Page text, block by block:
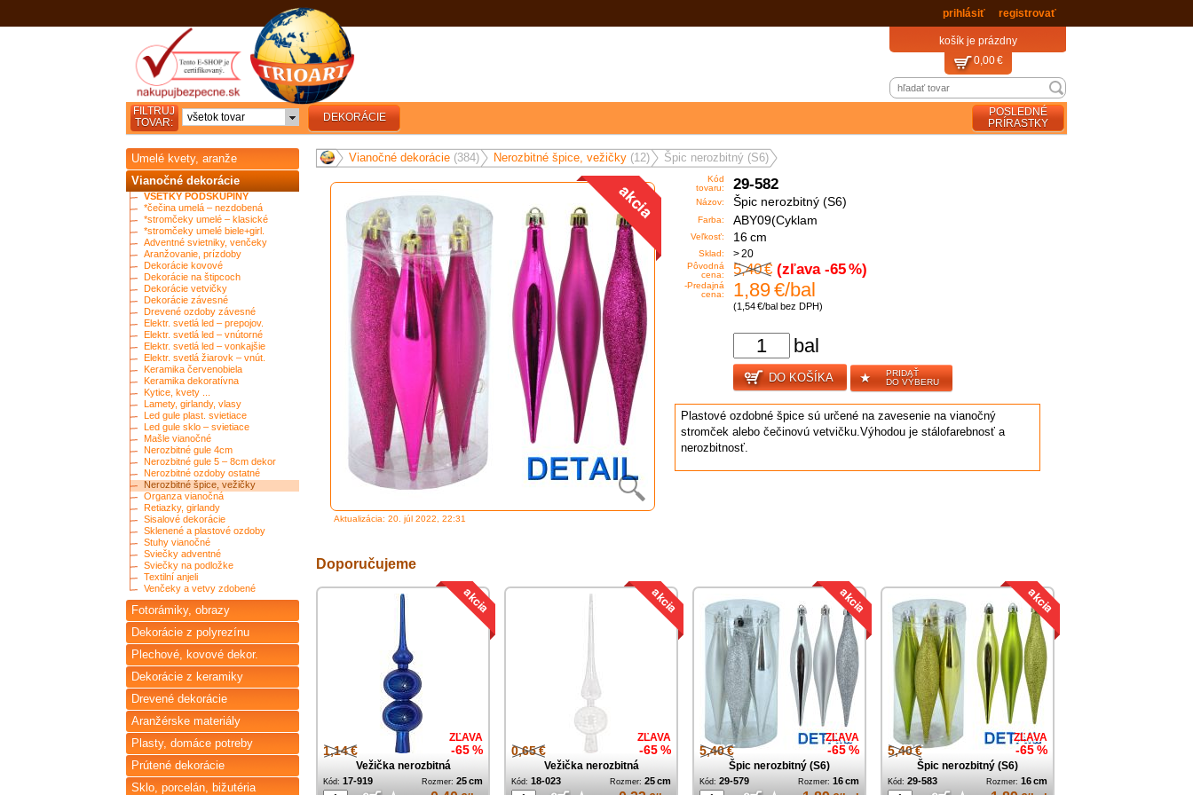
prihlásiť registrovať
a dopravné máte zadarmo
košík je prázdny
0,00 €
FILTRUJ
TOVAR:
všetok tovar DEKORÁCIE
POSLEDNÉ
PRÍRASTKY
Umelé kvety, aranže
Vianočné dekorácie
VŠETKY PODSKUPINY
*čečina umelá – nezdobená
*stromčeky umelé – klasické
*stromčeky umelé biele+girl.
Adventné svietniky, venčeky
Aranžovanie, prízdoby
Dekorácie kovové
Dekorácie na štipcoch
Dekorácie vetvičky
Dekorácie závesné
Drevené ozdoby závesné
Elektr. svetlá led – prepojov.
Elektr. svetlá led – vnútorné
Elektr. svetlá led – vonkajšie
Elektr. svetlá žiarovk – vnút.
Keramika červenobiela
Keramika dekoratívna
Kytice, kvety ...
Lamety, girlandy, vlasy
Led gule plast. svietiace
Led gule sklo – svietiace
Mašle vianočné
Nerozbitné gule 4cm
Nerozbitné gule 5 – 8cm dekor
Nerozbitné ozdoby ostatné
Nerozbitné špice, vežičky
Organza vianočná
Retiazky, girlandy
Sisalové dekorácie
Sklenené a plastové ozdoby
Stuhy vianočné
Sviečky adventné
Sviečky na podložke
Textilní anjeli
Venčeky a vetvy zdobené
Fotorámiky, obrazy
Dekorácie z polyrezínu
Plechové, kovové dekor.
Dekorácie z keramiky
Drevené dekorácie
Aranžérske materiály
Plasty, domáce potreby
Prútené dekorácie
Sklo, porcelán, bižutéria
Vianočné dekorácie (384) Nerozbitné špice, vežičky (12) Špic nerozbitný (S6)
Kód
tovaru:
29-582
Názov: Špic nerozbitný (S6)
Farba: ABY09(Cyklam
Veľkosť: 16 cm
Sklad: > 20
Pôvodná
cena:
5,40 € (zľava -65 %)
-Predajná
cena:
1,89 €/bal
(1,54 €/bal bez DPH)
bal
DO KOŠÍKA ★
PRIDAŤ
DO VÝBERU
Plastové ozdobné špice sú určené na zavesenie na vianočný
stromček alebo čečinovú vetvičku.Výhodou je stálofarebnosť a
nerozbitnosť.
Aktualizácia: 20. júl 2022, 22:31
Doporučujeme
1,14 €
ZĽAVA
-65 %
Vežička nerozbitná
Rozmer: 25 cm
Kód: 17-919
0,65 €
ZĽAVA
-65 %
Vežička nerozbitná
Rozmer: 25 cm
Kód: 18-023
5,40 €
ZĽAVA
-65 %
Špic nerozbitný (S6)
Rozmer: 16 cm
Kód: 29-579
5,40 €
ZĽAVA
-65 %
Špic nerozbitný (S6)
Rozmer: 16 cm
Kód: 29-583